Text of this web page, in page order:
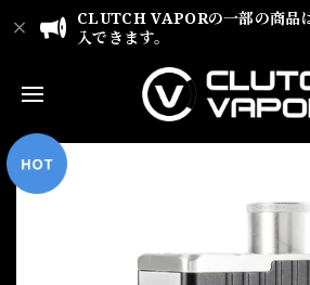
CLUTCH VAPORの一部の商
入できます。